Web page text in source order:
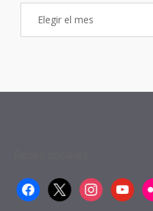
facebook
x instagramyoutube